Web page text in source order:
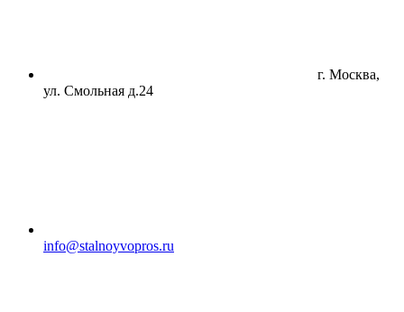
г. Москва,
ул. Смольная д.24
info@stalnoyvopros.ru